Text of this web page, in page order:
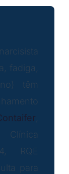
fadiga,
têm
,
Clínica
RQE
para